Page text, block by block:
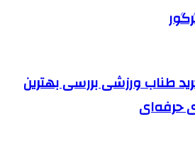
طناب ورزشی بررسی بهترین
حرفه‌ای